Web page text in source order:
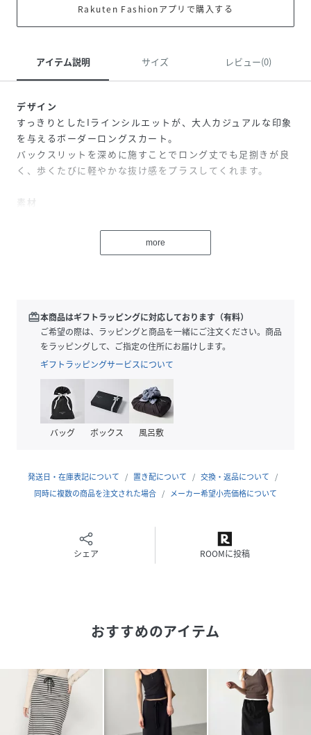
Rakuten Fashionアプリで購入する
アイテム説明 サイズ レビュー(0)
デザイン
すっきりとしたIラインシルエットが、大人カジュアルな印象
を与えるボーダーロングスカート。
バックスリットを深めに施すことでロング丈でも足捌きが良
く、歩くたびに軽やかな抜け感をプラスしてくれます。
素材
ウエストは総ゴム仕様でリラックス感のある穿き心地なが
ら、腰回りはもたつかずスッキリと仕上げました。
レディーライクなトップスを合わせた綺麗めスタイルにも◎
コンパクトなタンクトップやTシャツを合わせると、女性ら
しさが際立つ洗練されたIラインコーデが完成します。
Elmar(エルマール)
Elmarはスペイン語で『海』
海に向かうときはだれでもワクワクする。
そんな『ワクワク』な気持ちを込めてElmarはデビューしま
した。
生地の厚さ:厚い〇〇〇●〇薄い
・ウエストゴム仕様(ドローコード付き)
【モデル情報】
H158B77W57H84
取扱い
more
redeem本商品はギフトラッピングに対応しております（有料）
ご希望の際は、ラッピングと商品を一緒にご注文ください。商品
をラッピングして、ご指定の住所にお届けします。
ギフトラッピングサービスについて
バッグ ボックス 風呂敷
発送日・在庫表記について 置き配について
交換・返品について
同時に複数の商品を注文された場合
メーカー希望小売価格について
シェア ROOMに投稿
おすすめのアイテム